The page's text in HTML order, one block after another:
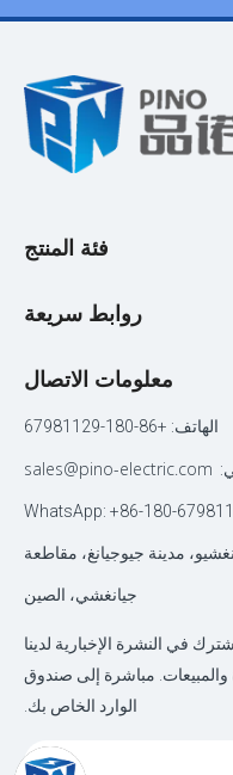
فئة المنتج
روابط سريعة
معلومات الاتصال
الهاتف: +86-180-67981129
sales@pino-electric.com
WhatsApp: +86-180-
مدينة جيوجيانغ، مقاطعة
جيانغشي، الصين
في النشرة الإخبارية لدينا
والمبيعات. مباشرة إلى صندوق
الوارد الخاص بك.